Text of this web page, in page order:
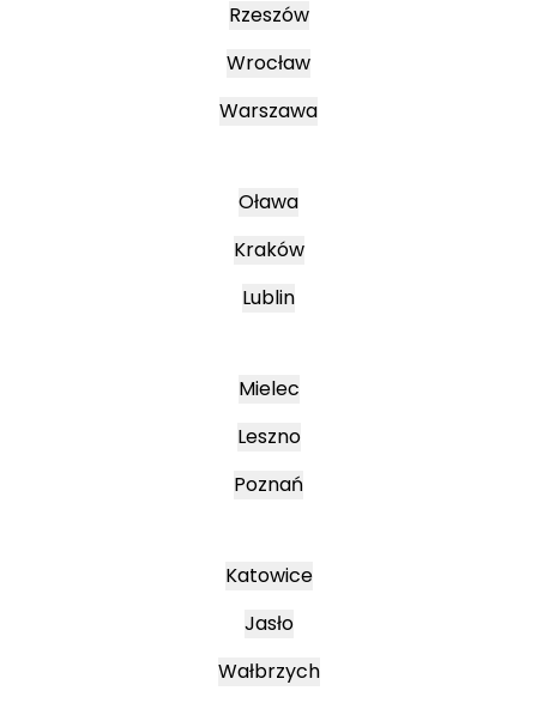
Rzeszów
Wrocław
Warszawa
Oława
Kraków
Lublin
Mielec
Leszno
Poznań
Katowice
Jasło
Wałbrzych